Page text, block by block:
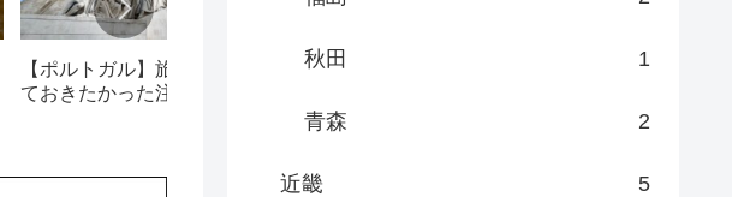
【ポルトガル】旅行前に知っ
ておきたかった注意点8選！
【宿泊記ブログ】HOTEL
や朝食を解説
秋田 1
青森 2
近畿 5